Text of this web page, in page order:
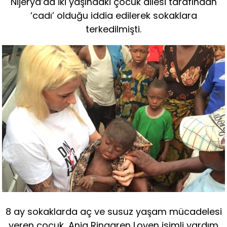
‘cadı’ olduğu iddia edilerek sokaklara
terkedilmişti.
8 ay sokaklarda aç ve susuz yaşam mücadelesi